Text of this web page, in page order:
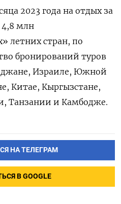
2023 года на отдых за
4,8 млн
летних стран, по
бронирований туров
Израиле, Южной
Китае, Кыргызстане,
Танзании и Камбодже.
НА ТЕЛЕГРАМ
В GOOGLE